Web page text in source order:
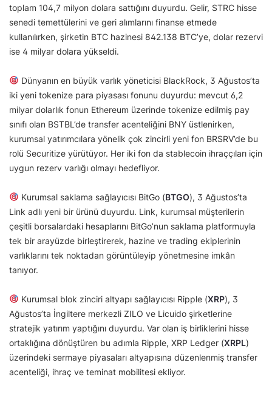
toplam 104,7 milyon dolara sattığını duyurdu. Gelir, STRC hisse
senedi temettülerini ve geri alımlarını finanse etmede
kullanılırken, şirketin BTC hazinesi 842.138 BTC’ye, dolar rezervi
ise 4 milyar dolara yükseldi.
Dünyanın en büyük varlık yöneticisi BlackRock, 3 Ağustos’ta
iki yeni tokenize para piyasası fonunu duyurdu: mevcut 6,2
milyar dolarlık fonun Ethereum üzerinde tokenize edilmiş pay
sınıfı olan BSTBL’de transfer acenteliğini BNY üstlenirken,
kurumsal yatırımcılara yönelik çok zincirli yeni fon BRSRV’de bu
rolü Securitize yürütüyor. Her iki fon da stablecoin ihraççıları için
uygun rezerv varlığı olmayı hedefliyor.
Kurumsal saklama sağlayıcısı BitGo (BTGO), 3 Ağustos’ta
Link adlı yeni bir ürünü duyurdu. Link, kurumsal müşterilerin
çeşitli borsalardaki hesaplarını BitGo’nun saklama platformuyla
tek bir arayüzde birleştirerek, hazine ve trading ekiplerinin
varlıklarını tek noktadan görüntüleyip yönetmesine imkân
tanıyor.
Kurumsal blok zinciri altyapı sağlayıcısı Ripple (XRP), 3
Ağustos’ta İngiltere merkezli ZILO ve Licuido şirketlerine
stratejik yatırım yaptığını duyurdu. Var olan iş birliklerini hisse
ortaklığına dönüştüren bu adımla Ripple, XRP Ledger (XRPL)
üzerindeki sermaye piyasaları altyapısına düzenlenmiş transfer
acenteliği, ihraç ve teminat mobilitesi ekliyor.